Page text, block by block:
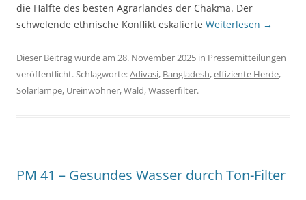
die Hälfte des besten Agrarlandes der Chakma. Der
schwelende ethnische Konflikt eskalierte Weiterlesen →
Dieser Beitrag wurde am 28. November 2025 in Pressemitteilungen
veröffentlicht. Schlagworte:Adivasi, Bangladesh,effiziente Herde,
Solarlampe, Ureinwohner,Wald,Wasserfilter.
PM 41 – Gesundes Wasser durch Ton-Filter